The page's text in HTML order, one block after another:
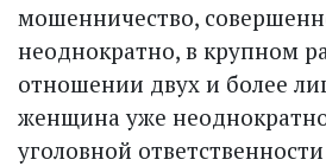
мошенничество,
неоднократно, в крупном
отношении двух и более
женщина уже
уголовной ответственности